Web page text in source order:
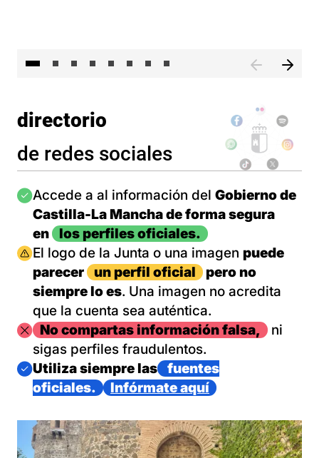
directorio
de redes sociales
Imagen
Accede a al información del Gobierno de
Castilla-La Mancha de forma segura
en
los perfiles oficiales.
Imagen
El logo de la Junta o una imagen puede
parecer
un perfil oficial
pero no
siempre lo es. Una imagen no acredita
que la cuenta sea auténtica.
ImagenNo compartas información falsa,
ni
sigas perfiles fraudulentos.
Imagen
Utiliza siempre las
fuentes
oficiales.
Infórmate aquí